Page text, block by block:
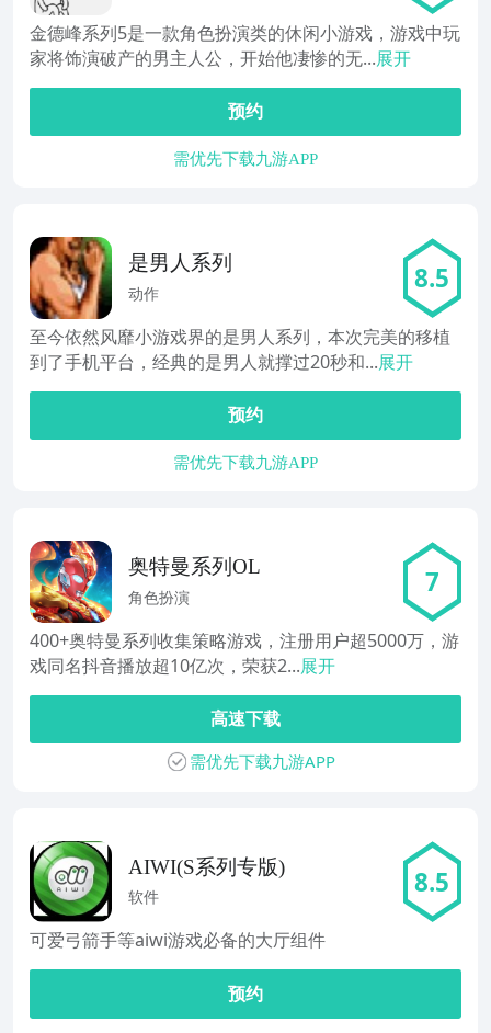
金德峰系列5是一款角色扮演类的休闲小游戏，游戏中玩
家将饰演破产的男主人公，开始他凄惨的无...展开
预约
需优先下载九游APP
是男人系列
动作 8.5
至今依然风靡小游戏界的是男人系列，本次完美的移植
到了手机平台，经典的是男人就撑过20秒和...展开
预约
需优先下载九游APP
奥特曼系列OL
角色扮演 7
400+奥特曼系列收集策略游戏，注册用户超5000万，游
戏同名抖音播放超10亿次，荣获2...展开
高速下载
需优先下载九游APP
AIWI(S系列专版)
软件 8.5
可爱弓箭手等aiwi游戏必备的大厅组件
预约